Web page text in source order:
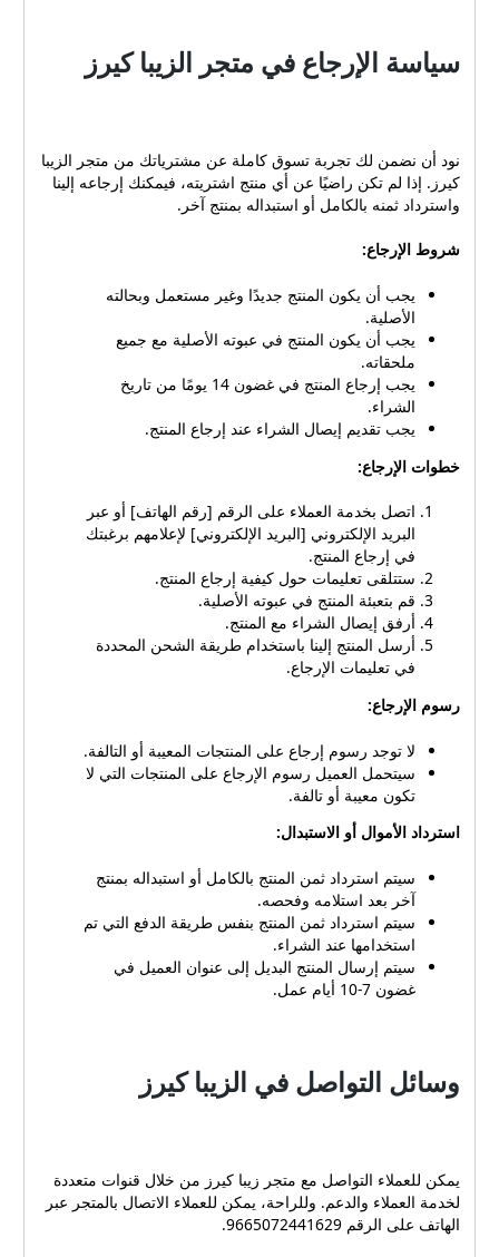
سياسة الإرجاع في متجر الزيبا كيرز
نود أن نضمن لك تجربة تسوق كاملة عن مشترياتك من متجر الزيبا
كيرز. إذا لم تكن راضيًا عن أي منتج اشتريته، فيمكنك إرجاعه إلينا
واسترداد ثمنه بالكامل أو استبداله بمنتج آخر.
شروط الإرجاع:
يجب أن يكون المنتج جديدًا وغير مستعمل وبحالته
الأصلية.
يجب أن يكون المنتج في عبوته الأصلية مع جميع
ملحقاته.
يجب إرجاع المنتج في غضون 14 يومًا من تاريخ
الشراء.
يجب تقديم إيصال الشراء عند إرجاع المنتج.
خطوات الإرجاع:
اتصل بخدمة العملاء على الرقم [رقم الهاتف] أو عبر
البريد الإلكتروني [البريد الإلكتروني] لإعلامهم برغبتك
في إرجاع المنتج.
ستتلقى تعليمات حول كيفية إرجاع المنتج.
قم بتعبئة المنتج في عبوته الأصلية.
أرفق إيصال الشراء مع المنتج.
أرسل المنتج إلينا باستخدام طريقة الشحن المحددة
في تعليمات الإرجاع.
رسوم الإرجاع:
لا توجد رسوم إرجاع على المنتجات المعيبة أو التالفة.
سيتحمل العميل رسوم الإرجاع على المنتجات التي لا
تكون معيبة أو تالفة.
استرداد الأموال أو الاستبدال:
سيتم استرداد ثمن المنتج بالكامل أو استبداله بمنتج
آخر بعد استلامه وفحصه.
سيتم استرداد ثمن المنتج بنفس طريقة الدفع التي تم
استخدامها عند الشراء.
سيتم إرسال المنتج البديل إلى عنوان العميل في
غضون 7-10 أيام عمل.
وسائل التواصل في الزيبا كيرز
يمكن للعملاء التواصل مع متجر زيبا كيرز من خلال قنوات متعددة
لخدمة العملاء والدعم. وللراحة، يمكن للعملاء الاتصال بالمتجر عبر
الهاتف على الرقم 9665072441629.